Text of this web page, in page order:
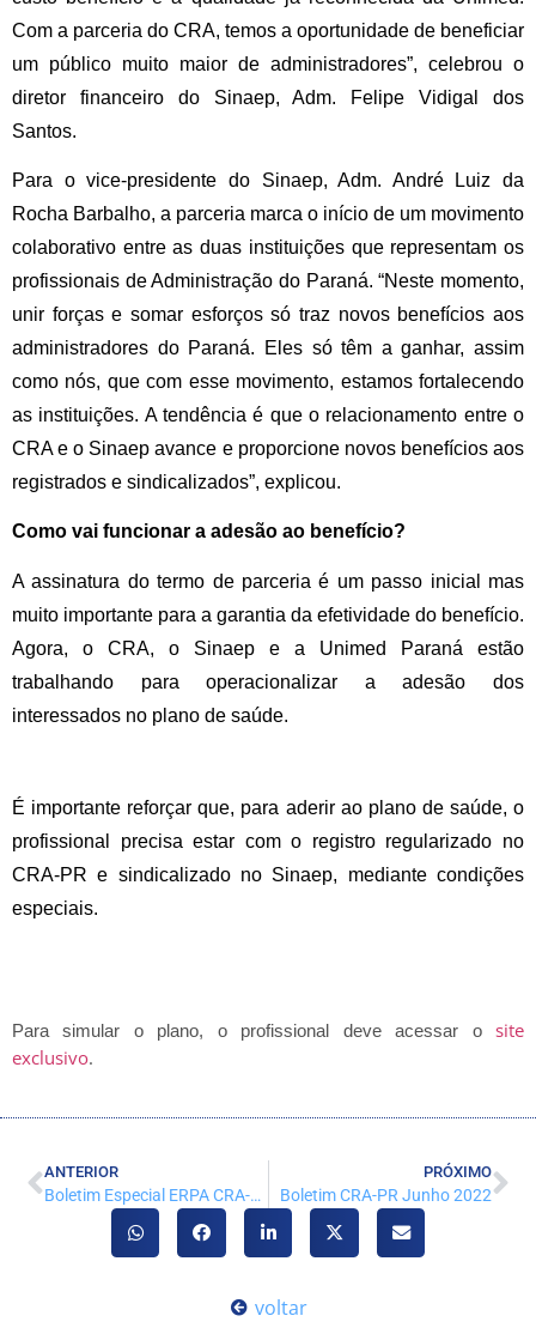
Com a parceria do CRA, temos a oportunidade de beneficiar
um público muito maior de administradores”, celebrou o
diretor financeiro do Sinaep, Adm. Felipe Vidigal dos
Santos.
Para o vice-presidente do Sinaep, Adm. André Luiz da
Rocha Barbalho, a parceria marca o início de um movimento
colaborativo entre as duas instituições que representam os
profissionais de Administração do Paraná. “Neste momento,
unir forças e somar esforços só traz novos benefícios aos
administradores do Paraná. Eles só têm a ganhar, assim
como nós, que com esse movimento, estamos fortalecendo
as instituições. A tendência é que o relacionamento entre o
CRA e o Sinaep avance e proporcione novos benefícios aos
registrados e sindicalizados”, explicou.
Como vai funcionar a adesão ao benefício?
A assinatura do termo de parceria é um passo inicial mas
muito importante para a garantia da efetividade do benefício.
Agora, o CRA, o Sinaep e a Unimed Paraná estão
trabalhando para operacionalizar a adesão dos
interessados no plano de saúde.
É importante reforçar que, para aderir ao plano de saúde, o
profissional precisa estar com o registro regularizado no
CRA-PR e sindicalizado no Sinaep, mediante condições
especiais.
Para simular o plano, o profissional deve acessar o
site
exclusivo.
ANTERIOR
Boletim Especial ERPA CRA-PR Junho 2022
PRÓXIMO
Boletim CRA-PR Junho 2022
voltar